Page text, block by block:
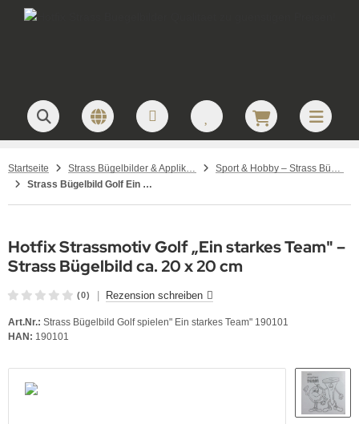
Startseite Strass Bügelbilder & Applikationen zum Aufbügeln
Sport & Hobby – Strass Bügelbilder und Motive
Strass Bügelbild Golf Ein starkes Team Crystal 190101 Applikation Hotfix Strassmotiv
Hotfix Strassmotiv Golf „Ein starkes Team" –
Strass Bügelbild ca. 20 x 20 cm
(0) Rezension schreiben
Art.Nr.: Strass Bügelbild Golf spielen" Ein starkes Team" 190101
HAN: 190101